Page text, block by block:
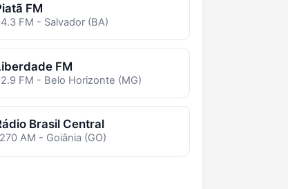
FM
FM - Salvador (BA)
FM
FM - Belo Horizonte (MG)
Brasil Central
AM - Goiânia (GO)